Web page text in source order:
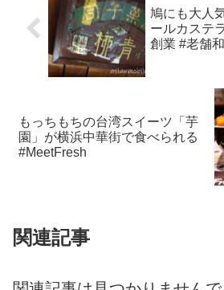
鳩にも大人
ールカステ
創業 #老舗
もっちもちの台湾スイーツ「芋
園」が横浜中華街で食べられる
#MeetFresh
関連記事